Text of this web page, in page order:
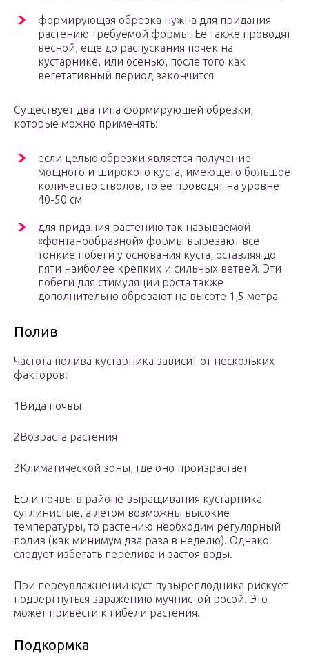
формирующая обрезка нужна для придания
растению требуемой формы. Ее также проводят
весной, еще до распускания почек на
кустарнике, или осенью, после того как
вегетативный период закончится
Существует два типа формирующей обрезки,
которые можно применять:
если целью обрезки является получение
мощного и широкого куста, имеющего большое
количество стволов, то ее проводят на уровне
40-50 см
для придания растению так называемой
«фонтанообразной» формы вырезают все
тонкие побеги у основания куста, оставляя до
пяти наиболее крепких и сильных ветвей. Эти
побеги для стимуляции роста также
дополнительно обрезают на высоте 1,5 метра
Полив
Частота полива кустарника зависит от нескольких
факторов:
1Вида почвы
2Возраста растения
3Климатической зоны, где оно произрастает
Если почвы в районе выращивания кустарника
суглинистые, а летом возможны высокие
температуры, то растению необходим регулярный
полив (как минимум два раза в неделю). Однако
следует избегать перелива и застоя воды.
При переувлажнении куст пузыреплодника рискует
подвергнуться заражению мучнистой росой. Это
может привести к гибели растения.
Подкормка